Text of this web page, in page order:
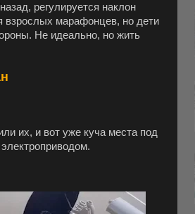
регулируется наклон
взрослых марафонцев, но дети
Не идеально, но жить
их, и вот уже куча места под